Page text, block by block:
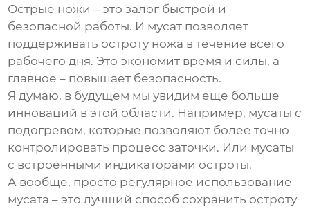
Острые ножи – это залог быстрой и
безопасной работы. И мусат позволяет
поддерживать остроту ножа в течение всего
рабочего дня. Это экономит время и силы, а
главное – повышает безопасность.
Я думаю, в будущем мы увидим еще больше
инноваций в этой области. Например, мусаты с
подогревом, которые позволяют более точно
контролировать процесс заточки. Или мусаты
с встроенными индикаторами остроты.
А вообще, просто регулярное использование
мусата – это лучший способ сохранить остроту